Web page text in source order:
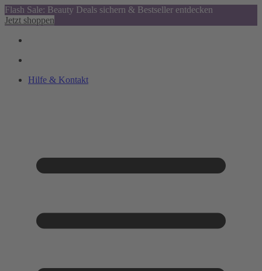
Flash Sale: Beauty Deals sichern & Bestseller entdecken
Jetzt shoppen
Hilfe & Kontakt